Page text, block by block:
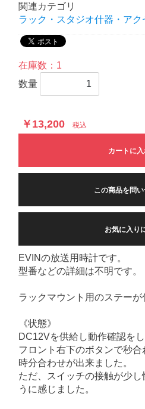
関連カテゴリ
ラック・スタジオ什器・アク
在庫数：1
数量
￥13,200 税込
カートに入
この商品を問
お気に入り
EVINの放送用時計です。
型番などの詳細は不明です。
ラックマウント用のステーが
《状態》
DC12Vを供給し動作確認をし
フロント右下のボタンで秒
時分合わせが出来ました。
ただ、スイッチの接触が少
うに感じました。